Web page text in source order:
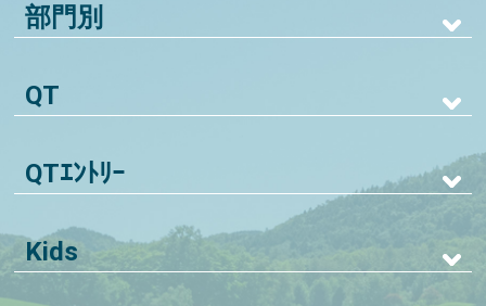
部門別
QT
QTｴﾝﾄﾘｰ
Kids